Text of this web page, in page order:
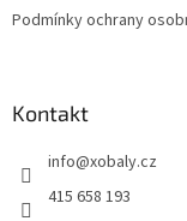
Podmínky ochrany
Kontakt
info@xobaly.cz
415 658 193